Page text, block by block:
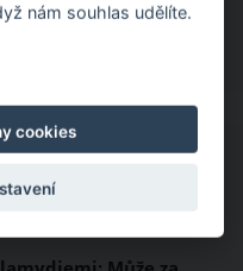
co si
je oblečení
vám
dny.
funkční
nám souhlas udělíte.
cookies